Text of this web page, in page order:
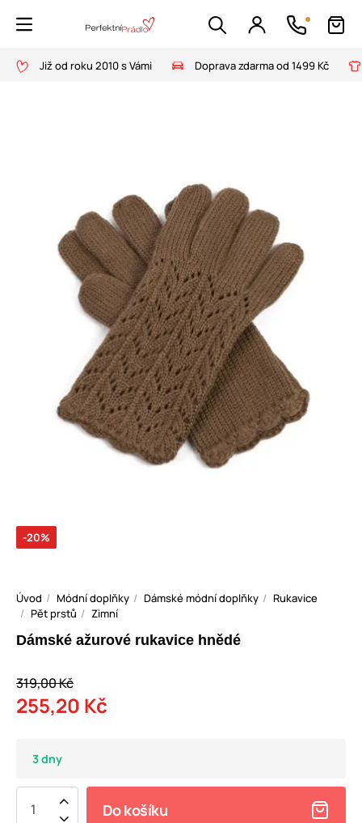
Již od roku 2010 s Vámi Doprava zdarma od 1499 Kč
-20%
Úvod Módní doplňky Dámské módní doplňky
Rukavice
Pět prstů
Zimní
Dámské ažurové rukavice hnědé
319,00 Kč
255,20 Kč
3 dny
Do košíku